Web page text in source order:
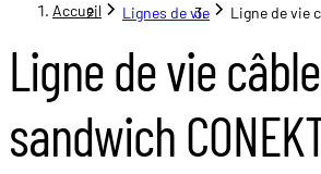
Accueil Lignes de vie Ligne de vie
Ligne de vie
sandwich